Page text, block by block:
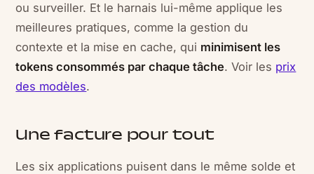
ou surveiller. Et le harnais lui-même applique les
meilleures pratiques, comme la gestion du
contexte et la mise en cache, qui minimisent les
tokens consommés par chaque tâche. Voir les prix
des modèles.
Une facture pour tout
Les six applications puisent dans le même solde et